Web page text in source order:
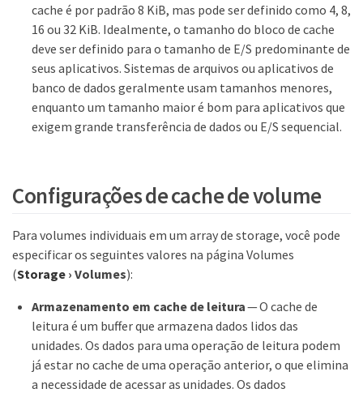
cache é por padrão 8 KiB, mas pode ser definido como 4, 8,
16 ou 32 KiB. Idealmente, o tamanho do bloco de cache
deve ser definido para o tamanho de E/S predominante de
seus aplicativos. Sistemas de arquivos ou aplicativos de
banco de dados geralmente usam tamanhos menores,
enquanto um tamanho maior é bom para aplicativos que
exigem grande transferência de dados ou E/S sequencial.
Configurações de cache de volume
Para volumes individuais em um array de storage, você pode
especificar os seguintes valores na página Volumes
(Storage › Volumes):
Armazenamento em cache de leitura— O cache de
leitura é um buffer que armazena dados lidos das
unidades. Os dados para uma operação de leitura podem
já estar no cache de uma operação anterior, o que elimina
a necessidade de acessar as unidades. Os dados